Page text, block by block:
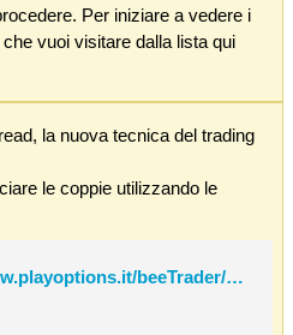
Per iniziare a vedere i
vuoi visitare dalla lista qui
la nuova tecnica del trading
le coppie utilizzando le
http://www.playoptions.it/beeTrader/OverSpread.pdf